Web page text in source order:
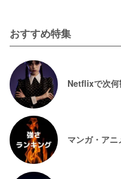
おすすめ特集
Netflixで次何
マンガ・ア